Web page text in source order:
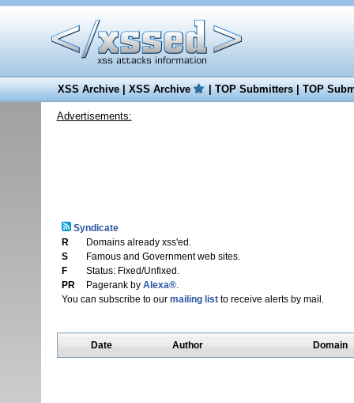
XSS Archive|XSS Archive |TOP Submitters|TOP
Advertisements:
Syndicate
R
Domains already xss'ed.
S
Famous and Government web sites.
F
Status: Fixed/Unfixed.
PR
Pagerank by Alexa®.
You can subscribe to our mailing listto receive alerts by mail.
Date Author Domain